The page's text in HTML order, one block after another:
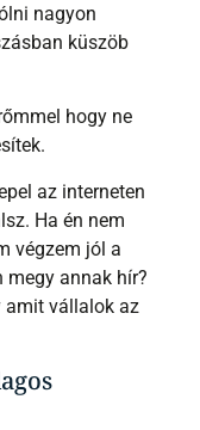
nagyon
küszöb
hogy ne
az interneten
Ha én nem
végzem jól a
megy annak hír?
amit vállalok az